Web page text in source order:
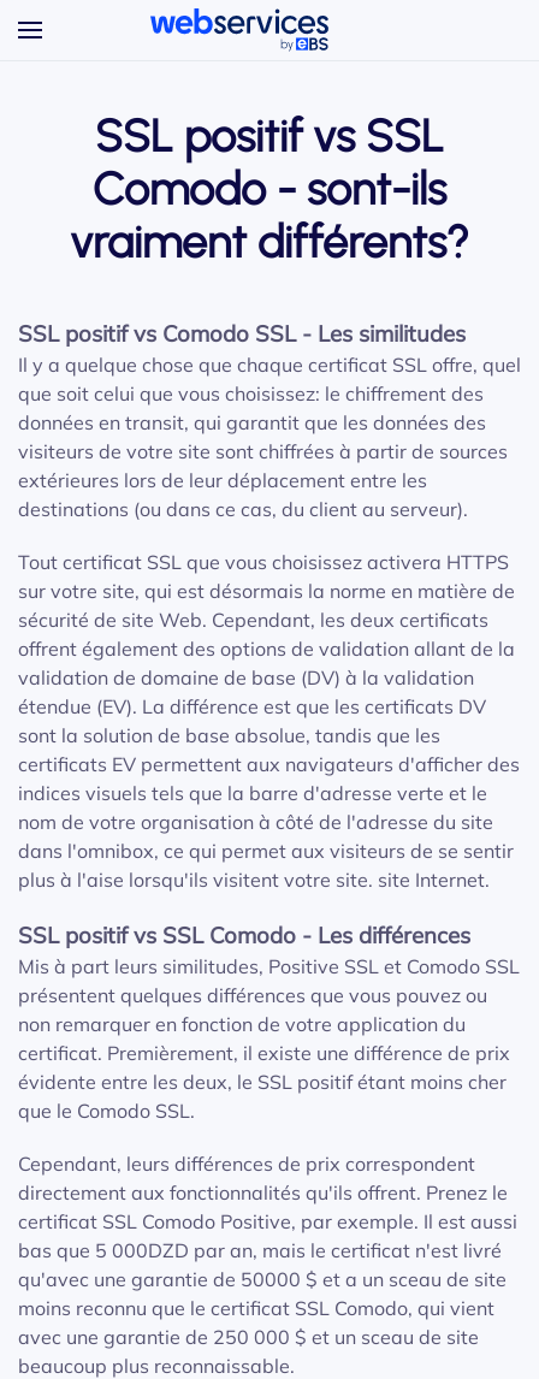
SSL positif vs SSL
Comodo - sont-ils
vraiment différents?
SSL positif vs Comodo SSL - Les similitudes
Il y a quelque chose que chaque certificat SSL offre, quel
que soit celui que vous choisissez: le chiffrement des
données en transit, qui garantit que les données des
visiteurs de votre site sont chiffrées à partir de sources
extérieures lors de leur déplacement entre les
destinations (ou dans ce cas, du client au serveur).
Tout certificat SSL que vous choisissez activera HTTPS
sur votre site, qui est désormais la norme en matière de
sécurité de site Web. Cependant, les deux certificats
offrent également des options de validation allant de la
validation de domaine de base (DV) à la validation
étendue (EV). La différence est que les certificats DV
sont la solution de base absolue, tandis que les
certificats EV permettent aux navigateurs d'afficher des
indices visuels tels que la barre d'adresse verte et le
nom de votre organisation à côté de l'adresse du site
dans l'omnibox, ce qui permet aux visiteurs de se sentir
plus à l'aise lorsqu'ils visitent votre site. site Internet.
SSL positif vs SSL Comodo - Les différences
Mis à part leurs similitudes, Positive SSL et Comodo SSL
présentent quelques différences que vous pouvez ou
non remarquer en fonction de votre application du
certificat. Premièrement, il existe une différence de prix
évidente entre les deux, le SSL positif étant moins cher
que le Comodo SSL.
Cependant, leurs différences de prix correspondent
directement aux fonctionnalités qu'ils offrent. Prenez le
certificat SSL Comodo Positive, par exemple. Il est aussi
bas que 5 000DZD par an, mais le certificat n'est livré
qu'avec une garantie de 50000 $ et a un sceau de site
moins reconnu que le certificat SSL Comodo, qui vient
avec une garantie de 250 000 $ et un sceau de site
beaucoup plus reconnaissable.